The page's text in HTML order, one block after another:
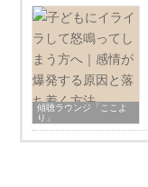
傾聴ラウンジ「ここよ
り」